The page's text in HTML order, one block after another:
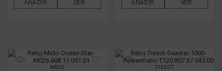
AÑADIR VER AÑADIR VER
MIDO
TISSOT